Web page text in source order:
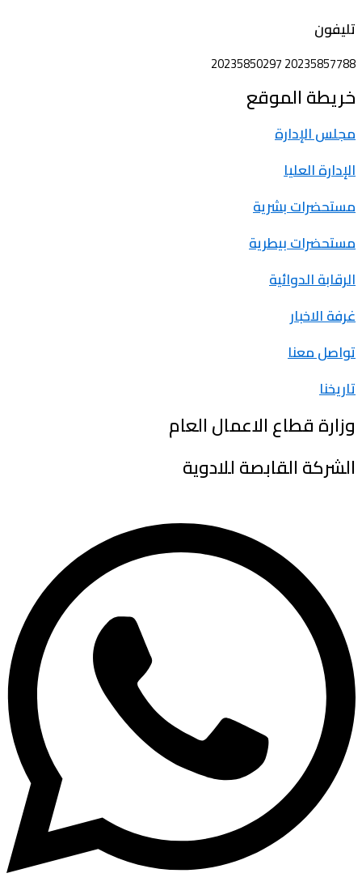
تليفون
20235857788 20235850297
خريطة الموقع
مجلس الإدارة
الإدارة العليا
مستحضرات بشرية
مستحضرات بيطرية
الرقابة الدوائية
غرفة الاخبار
تواصل معنا
تاريخنا
وزارة قطاع الاعمال العام
الشركة القابصة للادوية